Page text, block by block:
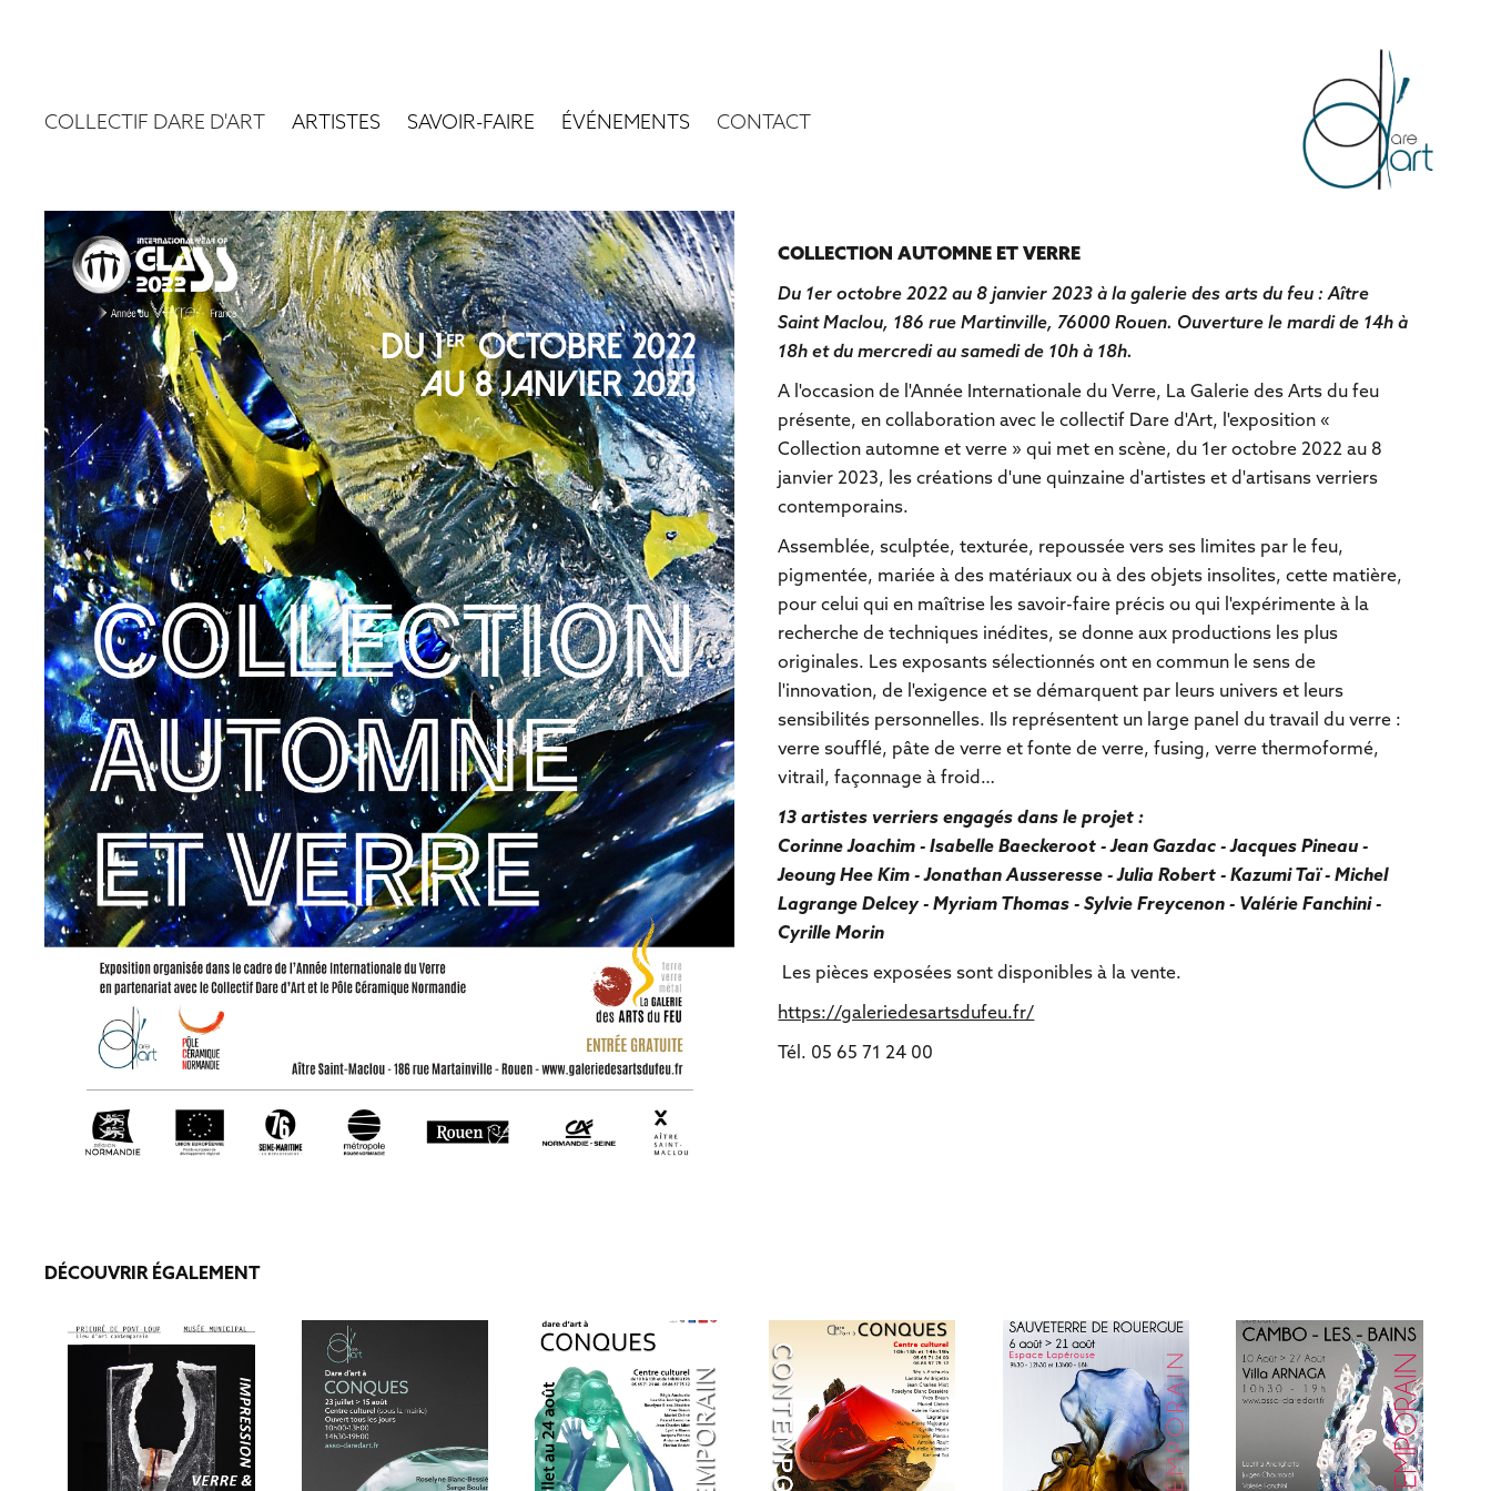
COLLECTIF DARE D'ART ARTISTES SAVOIR-FAIRE ÉVÉNEMENTS CONTACT
COLLECTION AUTOMNE ET VERRE
Du 1er octobre 2022 au 8 janvier 2023 à la galerie des arts du feu : Aître
Saint Maclou, 186 rue Martinville, 76000 Rouen. Ouverture le mardi de 14h à
18h et du mercredi au samedi de 10h à 18h.
A l'occasion de l'Année Internationale du Verre, La Galerie des Arts du feu
présente, en collaboration avec le collectif Dare d'Art, l'exposition «
Collection automne et verre » qui met en scène, du 1er octobre 2022 au 8
janvier 2023, les créations d'une quinzaine d'artistes et d'artisans verriers
contemporains.
Assemblée, sculptée, texturée, repoussée vers ses limites par le feu,
pigmentée, mariée à des matériaux ou à des objets insolites, cette matière,
pour celui qui en maîtrise les savoir-faire précis ou qui l'expérimente à la
recherche de techniques inédites, se donne aux productions les plus
originales. Les exposants sélectionnés ont en commun le sens de
l'innovation, de l'exigence et se démarquent par leurs univers et leurs
sensibilités personnelles. Ils représentent un large panel du travail du verre :
verre soufflé, pâte de verre et fonte de verre, fusing, verre thermoformé,
vitrail, façonnage à froid…
13 artistes verriers engagés dans le projet :
Corinne Joachim - Isabelle Baeckeroot - Jean Gazdac - Jacques Pineau -
Jeoung Hee Kim - Jonathan Ausseresse - Julia Robert - Kazumi Taï - Michel
Lagrange Delcey - Myriam Thomas - Sylvie Freycenon - Valérie Fanchini -
Cyrille Morin
Les pièces exposées sont disponibles à la vente.
https://galeriedesartsdufeu.fr/
Tél. 05 65 71 24 00
DÉCOUVRIR ÉGALEMENT
MORET-SUR-LOING CONQUES 2022 CONQUES 2014 CONQUES 2015
SAUVETERRE DE
ROUERGUE 2016
CAMBO LES BAINS 2017